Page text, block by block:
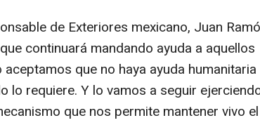
de Exteriores mexicano, Juan
continuará mandando ayuda a aquellos
que no haya ayuda humanitaria
lo requiere. Y lo vamos a seguir
que nos permite mantener vivo el